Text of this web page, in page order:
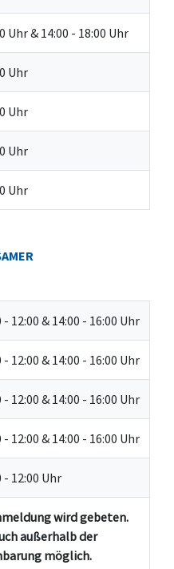
Uhr & 14:00 - 18:00 Uhr
Uhr
Uhr
Uhr
Uhr
- 12:00 & 14:00 - 16:00 Uhr
- 12:00 & 14:00 - 16:00 Uhr
- 12:00 & 14:00 - 16:00 Uhr
- 12:00 & 14:00 - 16:00 Uhr
- 12:00 Uhr
wird gebeten.
außerhalb der
möglich.